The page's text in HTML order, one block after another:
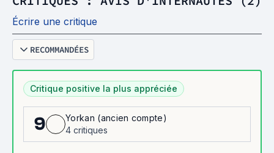
Écrire une critique
RECOMMANDÉES
Critique positive la plus appréciée
9
Yorkan (ancien compte)
4 critiques